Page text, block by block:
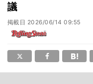
議
掲載日 2026/06/14 09:55